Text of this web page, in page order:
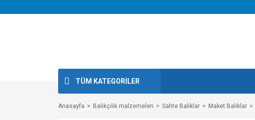
TÜM KATEGORİLER
Anasayfa Balıkçılık malzemeleri Sahte Balıklar Maket Balıklar